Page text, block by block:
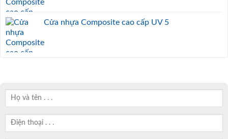
Cửa nhựa Composite cao cấp UV 5